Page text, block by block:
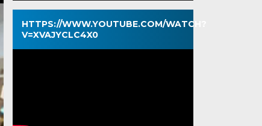
HTTPS://WWW.YOUTUBE.COM/WATCH?
V=XVAJYCLC4X0
Pemutar